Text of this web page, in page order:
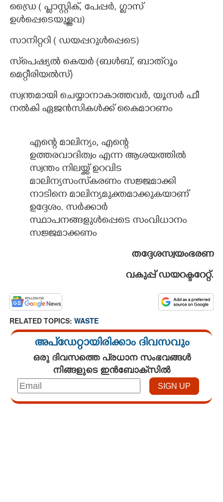
ഡ്രൈ ( പ്ലാസ്റ്റിക്, പേപ്പർ, ഗ്ളാസ്
ഉൾപ്പെടെയുള്ളവ)
സാനിറ്ററി ( ഡയപ്പറുൾപ്പെടെ)
സ്‌പെഷ്യൽ കെയർ (ബൾബ്, ബാത്‌റൂം
മെറ്റീരിയൽസ്)
സ്വന്തമായി ചെയ്യാനാകാത്തവർ, യൂസർ ഫീ
നൽകി ഏജൻസികൾക്ക് കൈമാറണം
എന്റെ മാലിന്യം, എന്റെ
ഉത്തരവാദിത്വം എന്ന ആശയത്തിൽ
സ്വന്തം നിലയ്ക്ക് ഉറവിട
മാലിന്യസംസ്‌കരണം സജ്ജമാക്കി
നാടിനെ മാലിന്യമുക്തമാക്കുകയാണ്
ഉദ്ദേശം. സർക്കാർ
സ്ഥാപനങ്ങളുൾപ്പെടെ സംവിധാനം
സജ്ജമാക്കണം
തദ്ദേശസ്വയംഭരണ
വകുപ്പ് ഡയറക്ടറേറ്റ്.
RELATED TOPICS: WASTE
അപ്ഡേറ്റായിരിക്കാം ദിവസവും
ഒരു ദിവസത്തെ പ്രധാന സംഭവങ്ങൾ
നിങ്ങളുടെ ഇൻബോക്സിൽ